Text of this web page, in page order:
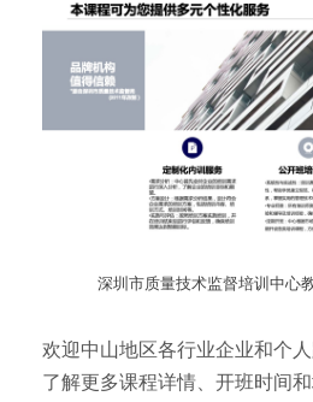
深圳市质量技术监督培训中心
欢迎中山地区各行业企业和个
了解更多课程详情、开班时间